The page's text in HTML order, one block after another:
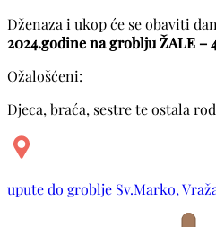
Dženaza i ukop će se obaviti
2024.godine na groblju ŽALE –
Ožalošćeni:
Djeca, braća, sestre te ostala
upute do groblje Sv.Marko,